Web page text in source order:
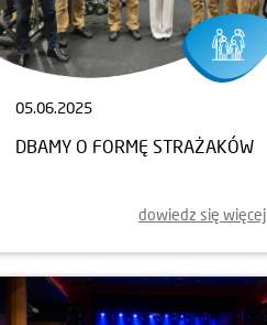
05.06.2025
DBAMY O FORMĘ STRAŻAKÓW
dowiedz się więcej